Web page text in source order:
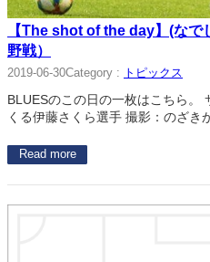
【The shot of the day】(な
野戦）
2019-06-30Category : トピックス
BLUESのこの日の一枚はこちら。
くる伊藤さくら選手 撮影：のざき
Read more